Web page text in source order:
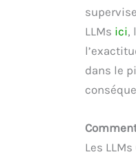
LLMs ici,
dans le
Les